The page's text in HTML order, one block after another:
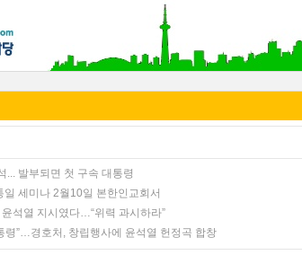
... 발부되면 첫 구속 대통령
세미나 2월10일 본한인교회서
윤석열 지시였다…“위력 과시하라”
령”…경호처, 창립행사에 윤석열 헌정곡 합창